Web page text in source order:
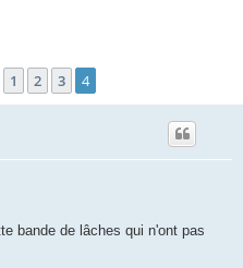
Précédent
1 2 3 4
bande de lâches qui n'ont pas